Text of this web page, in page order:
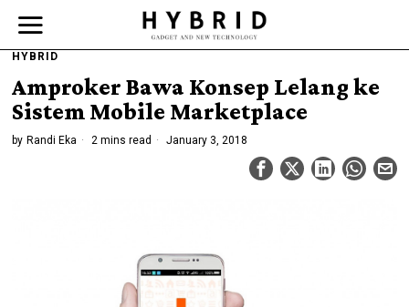
HYBRID
Amproker Bawa Konsep Lelang ke
Sistem Mobile Marketplace
by Randi Eka 2 mins read January 3, 2018